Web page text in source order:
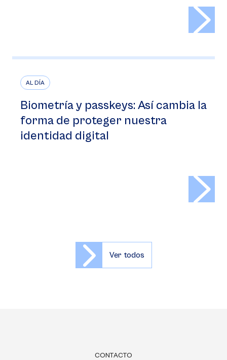
AL DÍA
Biometría y passkeys: Así cambia la
forma de proteger nuestra
identidad digital
Ver todos
CONTACTO